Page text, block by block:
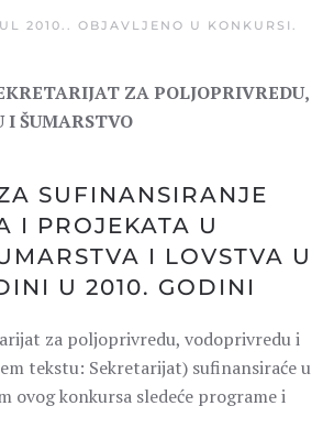
2010. . OBJAVLJENO U KONKURSI .
ZA POLJOPRIVREDU,
I ŠUMARSTVO
SUFINANSIRANJE
I PROJEKATA U
I LOVSTVA U
U 2010. GODINI
za poljoprivredu, vodoprivredu i
tekstu: Sekretarijat) sufinansiraće u
ovog konkursa sledeće programe i